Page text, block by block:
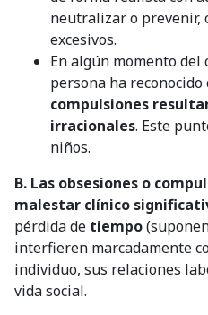
neutralizar o prevenir,
excesivos.
En algún momento
persona ha reconocido
compulsiones
irracionales. Este
niños.
B. Las obsesiones o
malestar clínico
pérdida de tiempo
interfieren marcadamente
individuo, sus relaciones
vida social.